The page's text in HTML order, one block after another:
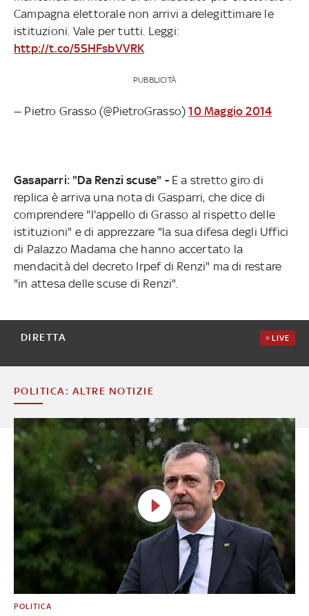
Campagna elettorale non arrivi a delegittimare le
istituzioni. Vale per tutti. Leggi:
http://t.co/5SHFsbVVRK
PUBBLICITÀ
— Pietro Grasso (@PietroGrasso)10 Maggio 2014
Gasaparri: "Da Renzi scuse" - E a stretto giro di
replica è arriva una nota di Gasparri, che dice di
comprendere "l'appello di Grasso al rispetto delle
istituzioni" e di apprezzare "la sua difesa degli Uffici
di Palazzo Madama che hanno accertato la
mendacità del decreto Irpef di Renzi" ma di restare
"in attesa delle scuse di Renzi".
DIRETTA LIVE
POLITICA: ALTRE NOTIZIE
POLITICA